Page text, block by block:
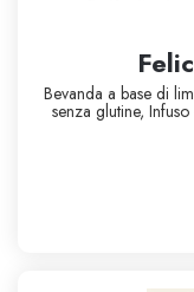
Bevanda a base di
senza glutine,